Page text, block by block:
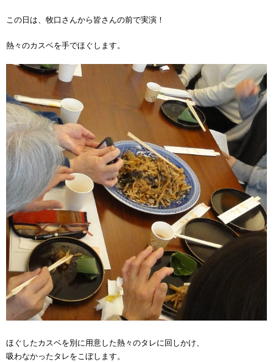
この日は、牧口さんから皆さんの前で実演！
熱々のカスベを手でほぐします。
ほぐしたカスベを別に用意した熱々のタレに回しかけ、
吸わなかったタレをこぼします。